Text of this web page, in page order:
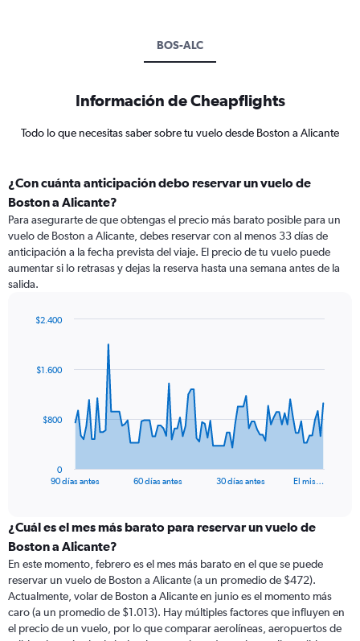
BOS-ALC
Información de Cheapflights
Todo lo que necesitas saber sobre tu vuelo desde Boston a Alicante
¿Con cuánta anticipación debo reservar un vuelo de
Boston a Alicante?
Para asegurarte de que obtengas el precio más barato posible para un
vuelo de Boston a Alicante, debes reservar con al menos 33 días de
anticipación a la fecha prevista del viaje. El precio de tu vuelo puede
aumentar si lo retrasas y dejas la reserva hasta una semana antes de la
salida.
data
The
categories.
Range:
categories.
The
chart
has
1
90 días antes 60 días antes 30 días antes El mis…
0
$800
$1.600
$2.400
¿Cuál es el mes más barato para reservar un vuelo de
Boston a Alicante?
En este momento, febrero es el mes más barato en el que se puede
reservar un vuelo de Boston a Alicante (a un promedio de $472).
Actualmente, volar de Boston a Alicante en junio es el momento más
caro (a un promedio de $1.013). Hay múltiples factores que influyen en
el precio de un vuelo, por lo que comparar aerolíneas, aeropuertos de